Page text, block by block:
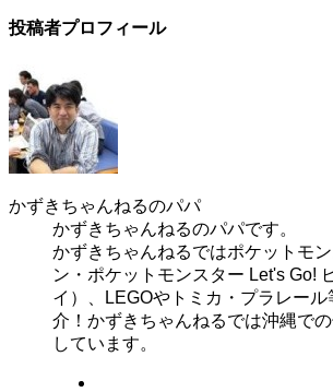
投稿者プロフィール
かずきちゃんねるのパパ
かずきちゃんねるのパパです。
かずきちゃんねるではポケットモ
ン・ポケットモンスター Let's Go!
イ）、LEGOやトミカ・プラレール
介！かずきちゃんねるでは沖縄で
しています。